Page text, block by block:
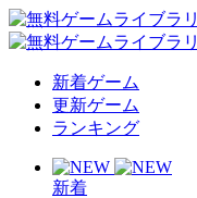
新着ゲーム
更新ゲーム
ランキング
新着